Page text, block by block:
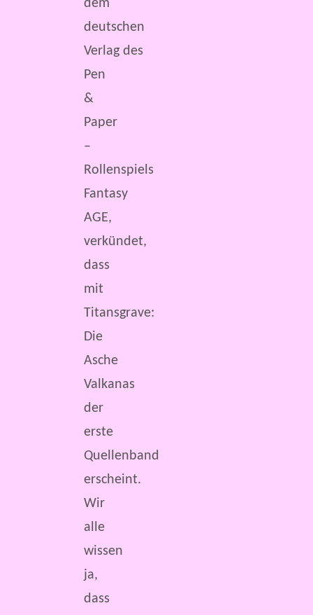
dem
deutschen
Verlag des
Pen
&
Paper
–
Rollenspiels
Fantasy
AGE,
verkündet,
dass
mit
Titansgrave:
Die
Asche
Valkanas
der
erste
Quellenband
erscheint.
Wir
alle
wissen
ja,
dass